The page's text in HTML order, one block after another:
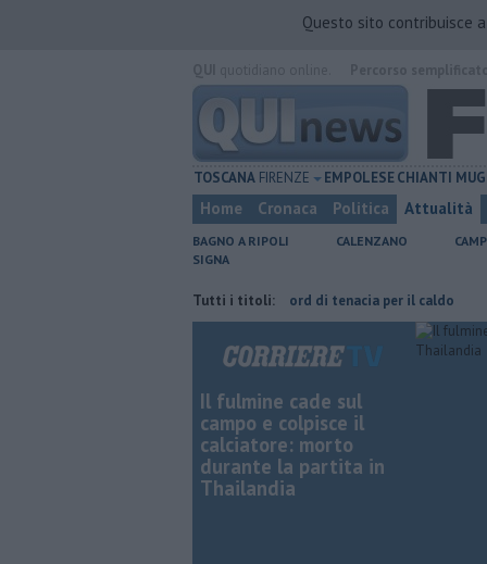
Questo sito contribuisce
TOSCANA FIRENZE EMPOLESECHIANTI
Home Cronaca Politica Attualità
BAGNO A RIPOLI CALENZANO
SIGNA
Tutti i titoli:
Graticola meteo, record di tenacia per il caldo Fipili,
Il fulmine cade sul
campo e colpisce il
calciatore: morto
durante la partita in
Thailandia